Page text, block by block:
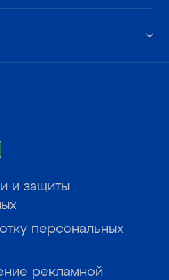
и защиты
персональных
рекламной